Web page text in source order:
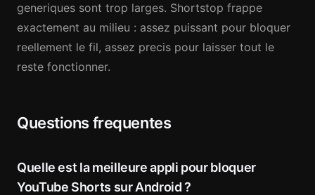
generiques sont trop larges. Shortstop frappe
exactement au milieu : assez puissant pour bloquer
reellement le fil, assez precis pour laisser tout le
reste fonctionner.
Questions frequentes
Quelle est la meilleure appli pour bloquer
YouTube Shorts sur Android ?